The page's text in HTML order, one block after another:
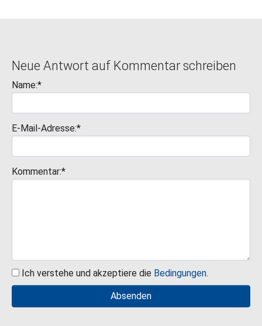
Neue Antwort auf Kommentar schreiben
Name:*
E-Mail-Adresse:*
Kommentar:*
Ich verstehe und akzeptiere die Bedingungen.